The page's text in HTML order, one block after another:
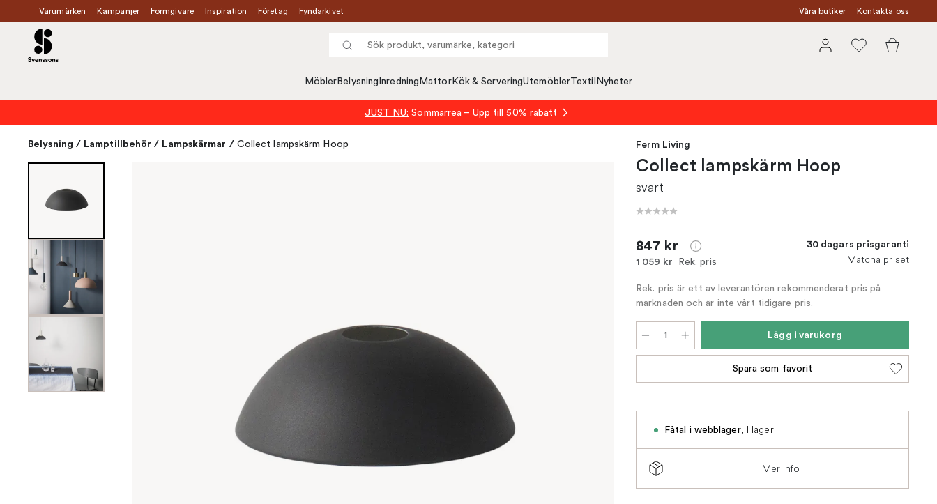
Varumärken Kampanjer Formgivare Inspiration Företag Fyndarkivet Våra butiker Kontakta oss
Möbler Belysning Inredning MattorKök & ServeringUtemöblerTextil Nyheter
JUST NU: Sommarrea – Upp till 50% rabatt
Belysning / Lamptillbehör / Lampskärmar / Collect lampskärm Hoop Ferm Living
Collect lampskärm Hoop
svart
847 kr
1 059 kr Rek. pris
30 dagars prisgaranti
Matcha priset
Rek. pris är ett av leverantören rekommenderat pris på
marknaden och är inte vårt tidigare pris.
Lägg i varukorg
Spara som favorit
Fåtal i webblager, I lager
Mer info